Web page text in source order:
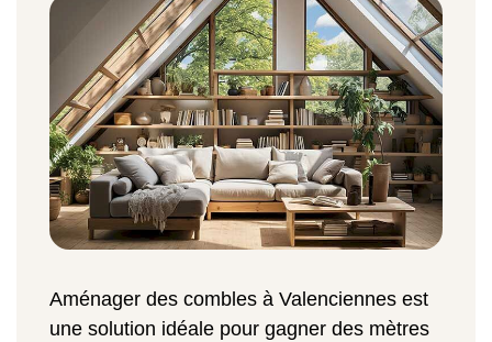
Aménager des combles à Valenciennes est
une solution idéale pour gagner des mètres